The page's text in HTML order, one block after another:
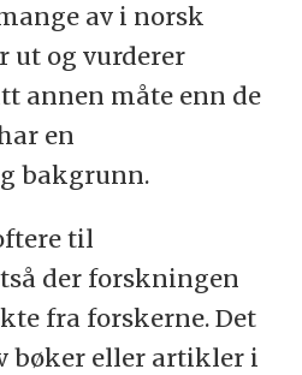
av i norsk
og vurderer
annen måte enn de
en
bakgrunn.
til
der forskningen
fra forskerne. Det
bøker eller artikler i